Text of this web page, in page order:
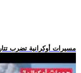
.. مسيرات أوكرانية تضرب